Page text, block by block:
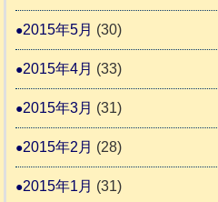
2015年5月 (30)
2015年4月 (33)
2015年3月 (31)
2015年2月 (28)
2015年1月 (31)